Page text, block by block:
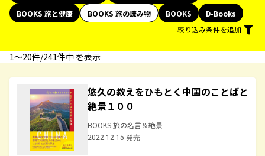
BOOKS 旅と健康
BOOKS 旅の読み物 BOOKS
D-Books
絞り込み条件を追加
1〜20件/241件中 を表示
悠久の教えをひもとく中国のことばと
絶景１００
BOOKS 旅の名言＆絶景
2022.12.15 発売